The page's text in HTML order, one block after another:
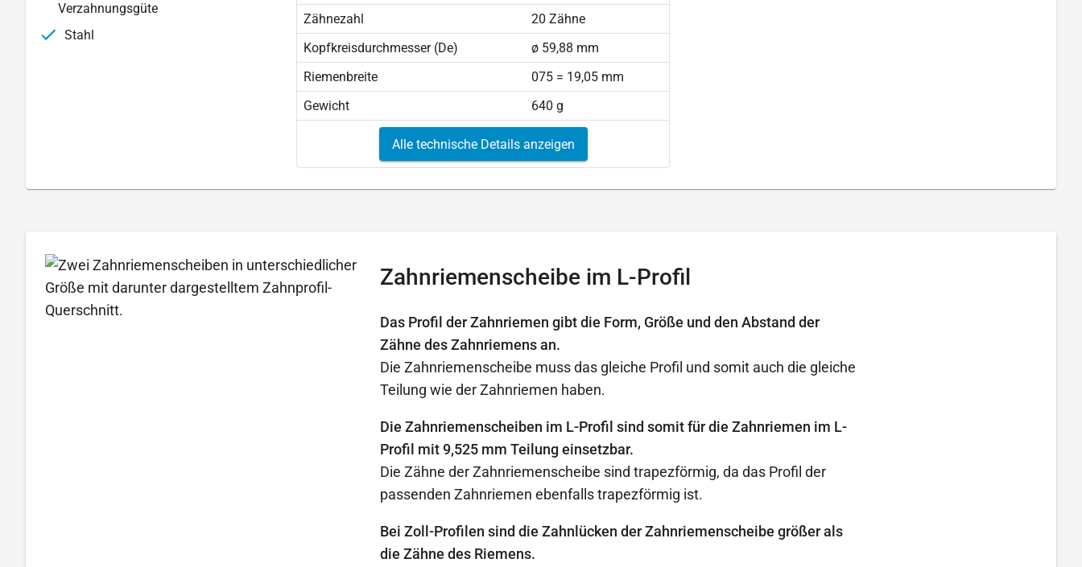
Verzahnungsgüte
Stahl
Zähnezahl
20 Zähne
Kopfkreisdurchmesser (De)
ø 59,88 mm
Riemenbreite
075 = 19,05 mm
Gewicht
640 g
Alle technische Details anzeigen
Zahnriemenscheibe im L-Profil
Das Profil der Zahnriemen gibt die Form, Größe und den Abstand der
Zähne des Zahnriemens an.
Die Zahnriemenscheibe muss das gleiche Profil und somit auch die gleiche
Teilung wie der Zahnriemen haben.
Die Zahnriemenscheiben im L-Profil sind somit für die Zahnriemen im L-
Profil mit 9,525 mm Teilung einsetzbar.
Die Zähne der Zahnriemenscheibe sind trapezförmig, da das Profil der
passenden Zahnriemen ebenfalls trapezförmig ist.
Bei Zoll-Profilen sind die Zahnlücken der Zahnriemenscheibe größer als
die Zähne des Riemens.